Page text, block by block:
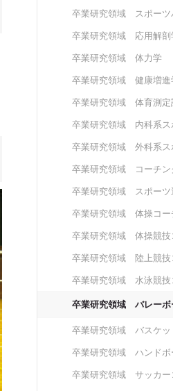
卒業研究領域 スポーツ
卒業研究領域 応用解剖
卒業研究領域 体力学
卒業研究領域 健康増進
卒業研究領域 体育測定
卒業研究領域 内科系ス
卒業研究領域 外科系ス
卒業研究領域 コーチン
卒業研究領域 スポーツ
卒業研究領域 体操コー
卒業研究領域 体操競技
卒業研究領域 陸上競技
卒業研究領域 水泳競技
卒業研究領域 バレーボ
卒業研究領域 バスケッ
卒業研究領域 ハンドボ
卒業研究領域 サッカー